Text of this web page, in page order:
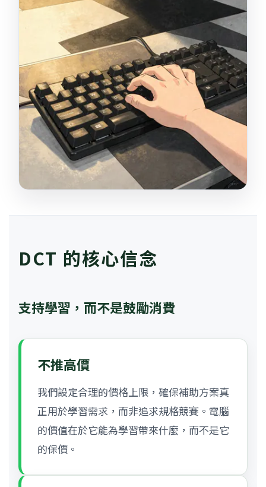
DCT 的核心信念
支持學習，而不是鼓勵消費
不推高價
我們設定合理的價格上限，確保補助方案真
正用於學習需求，而非追求規格競賽。電腦
的價值在於它能為學習帶來什麼，而不是它
的保價。